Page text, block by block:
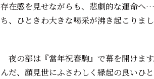
存在感を見せながらも、悲劇的な運命へ
ち、ひときわ大きな喝采が沸き起こりまし
夜の部は『當年祝春駒』で幕を開けま
んだ、顔見世にふさわしく縁起の良いひ